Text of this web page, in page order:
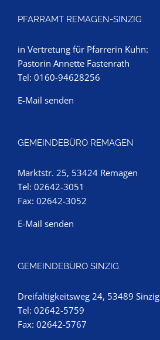
PFARRAMT REMAGEN-SINZIG
in Vertretung für Pfarrerin Kuhn:
Pastorin Annette Fastenrath
Tel: 0160-94628256
E-Mail senden
GEMEINDEBÜRO REMAGEN
Marktstr. 25, 53424 Remagen
Tel: 02642-3051
Fax: 02642-3052
E-Mail senden
GEMEINDEBÜRO SINZIG
Dreifaltigkeitsweg 24, 53489 Sinzig
Tel: 02642-5759
Fax: 02642-5767